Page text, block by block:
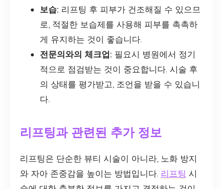
보습: 리프팅 후 피부가 건조해질 수 있으므
로, 적절한 보습제를 사용해 피부를 촉촉하
게 유지하는 것이 좋습니다.
전문의와의 체크업: 필요시 병원에서 정기
적으로 점검받는 것이 중요합니다. 시술 후
의 상태를 평가받고, 조언을 받을 수 있습니
다.
리프팅과 관련된 추가 정보
리프팅은 단순한 뷰티 시술이 아니라, 노화 방지
와 자아 존중감을 높이는 방법입니다. 리프팅 시